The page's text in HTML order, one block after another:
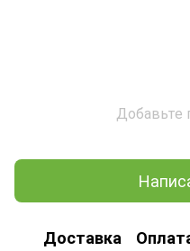
Доставка